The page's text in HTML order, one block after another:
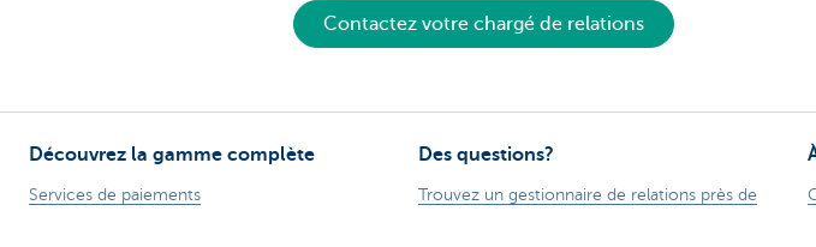
Contactez votre chargé de relations
Découvrez la gamme complète
Services de paiements
Des questions?
Trouvez un gestionnaire de relations près de